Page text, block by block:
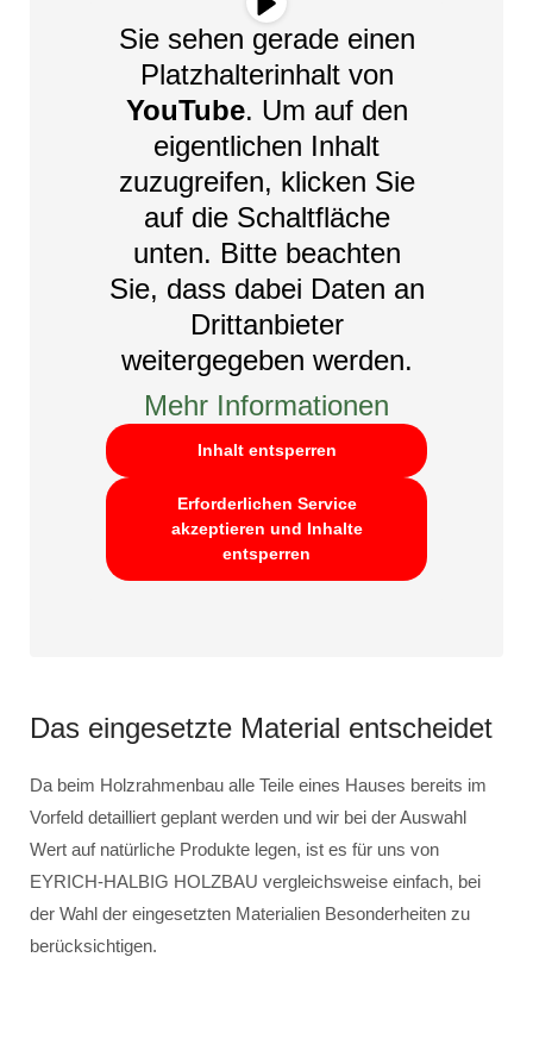
Sie sehen gerade einen
Platzhalterinhalt von
YouTube. Um auf den
eigentlichen Inhalt
zuzugreifen, klicken Sie
auf die Schaltfläche
unten. Bitte beachten
Sie, dass dabei Daten an
Drittanbieter
weitergegeben werden.
Mehr Informationen
Inhalt entsperren
Erforderlichen Service
akzeptieren und Inhalte
entsperren
Das eingesetzte Material entscheidet
Da beim Holzrahmenbau alle Teile eines Hauses bereits im
Vorfeld detailliert geplant werden und wir bei der Auswahl
Wert auf natürliche Produkte legen, ist es für uns von
EYRICH-HALBIG HOLZBAU vergleichsweise einfach, bei
der Wahl der eingesetzten Materialien Besonderheiten zu
berücksichtigen.